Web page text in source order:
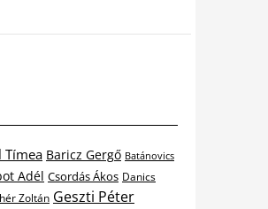
Tímea Baricz Gergő Batánovics
Adél Csordás Ákos Danics
Zoltán Geszti Péter